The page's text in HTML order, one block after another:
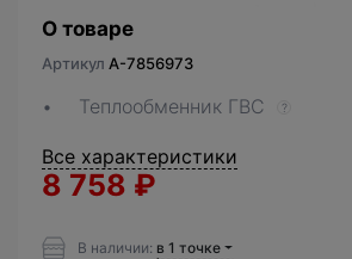
О товаре
Артикул A-7856973
Теплообменник ГВС ?
Все характеристики
8 758 ₽
В наличии: в 1 точке